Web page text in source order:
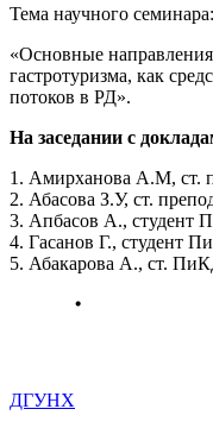
Тема научного семинара:
«Основные
гастротуризма, как
потоков в РД».
На заседании с
1. Амирханова А.М, ст.
2. Абасова З.У, ст.
3. Апбасов А., студент
4. Гасанов Г., студент
5. Абакарова А., ст.
ДГУНХ